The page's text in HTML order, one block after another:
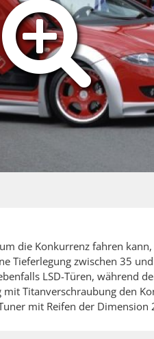
die Konkurrenz fahren
Tieferlegung zwischen 35
LSD-Türen, während
mit Titanverschraubung den
mit Reifen der Dimension